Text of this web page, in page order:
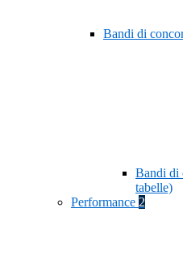
Bandi di
Bandi di
tabelle)
Performance 2